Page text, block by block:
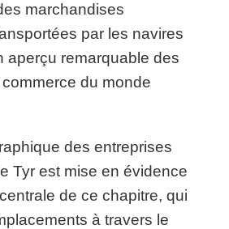
marchandises
par les navires
aperçu remarquable des
du monde
des entreprises
Tyr est mise en évidence
de ce chapitre, qui
à travers le